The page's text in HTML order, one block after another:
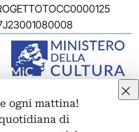
Emanuele II, 287 –
ogni mattina!
di